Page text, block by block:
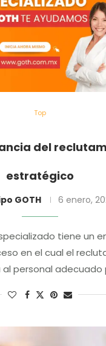
Top
del
estratégico
GOTH 6 enero,
tiene un
en el cual el
personal adecuado